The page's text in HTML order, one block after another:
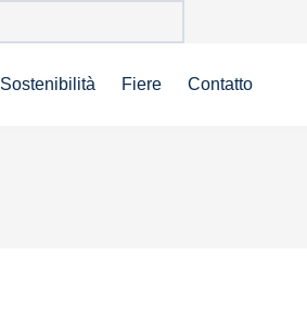
Sostenibilità Fiere Contatto